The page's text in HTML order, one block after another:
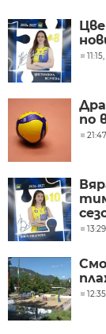
по